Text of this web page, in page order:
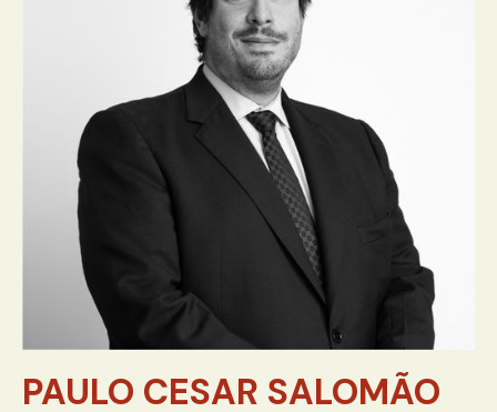
PAULO CESAR SALOMÃO